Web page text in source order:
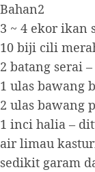
Bahan2
3 ~ 4 ekor ikan
10 biji cili
2 batang serai
1 ulas bawang
2 ulas bawang
1 inci halia –
air limau
sedikit garam